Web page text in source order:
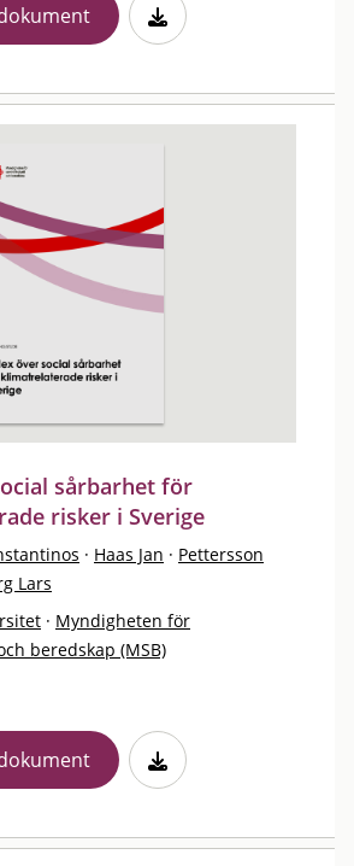
sårbarhet för
risker i Sverige
· Haas Jan · Pettersson
Lars
· Myndigheten för
beredskap (MSB)